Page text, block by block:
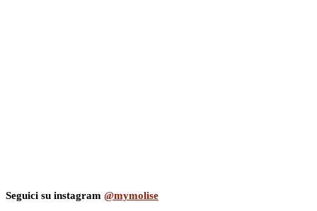
Seguici su instagram @mymolise